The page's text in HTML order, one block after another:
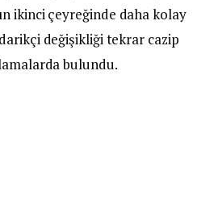
ikinci çeyreğinde daha kolay
değişikliği tekrar cazip
bulundu.